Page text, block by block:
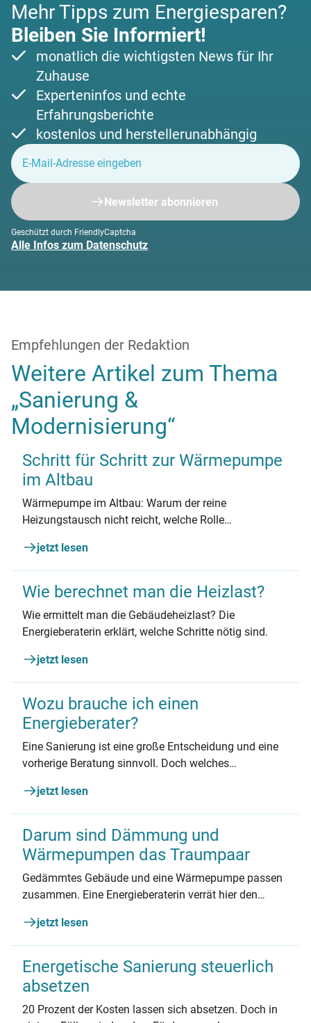
Mehr Tipps zum Energiesparen?
Bleiben Sie Informiert!
monatlich die wichtigsten News für Ihr
Zuhause
Experteninfos und echte
Erfahrungsberichte
kostenlos und herstellerunabhängig
Newsletter abonnieren
Geschützt durch FriendlyCaptcha
Alle Infos zum Datenschutz
Empfehlungen der Redaktion
Weitere Artikel zum Thema
„Sanierung &
Modernisierung“
Schritt für Schritt zur Wärmepumpe
im Altbau
Wärmepumpe im Altbau: Warum der reine
Heizungstausch nicht reicht, welche Rolle
Sie Schritt für Schritt richtig planen.
jetzt lesen
Wie berechnet man die Heizlast?
Wie ermittelt man die Gebäudeheizlast? Die
Energieberaterin erklärt, welche Schritte nötig sind.
jetzt lesen
Wozu brauche ich einen
Energieberater?
Eine Sanierung ist eine große Entscheidung und eine
vorherige Beratung sinnvoll. Doch welches
unterstützt die Person und warum sollte sie
unabhängig sein? Expertin Eileen Menz klärt auf.
jetzt lesen
Darum sind Dämmung und
Wärmepumpen das Traumpaar
Gedämmtes Gebäude und eine Wärmepumpe passen
zusammen. Eine Energieberaterin verrät hier den
jetzt lesen
Energetische Sanierung steuerlich
absetzen
20 Prozent der Kosten lassen sich absetzen. Doch in